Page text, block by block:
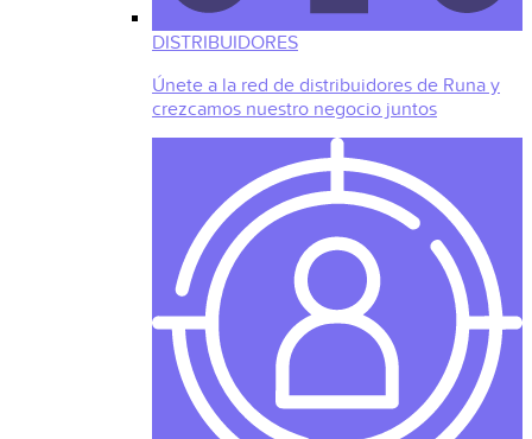
DISTRIBUIDORES
Únete a la red de distribuidores de Runa y
crezcamos nuestro negocio juntos